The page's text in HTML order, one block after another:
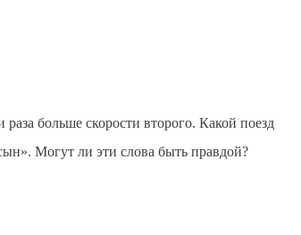
больше скорости второго. Какой поезд
Могут ли эти слова быть правдой?